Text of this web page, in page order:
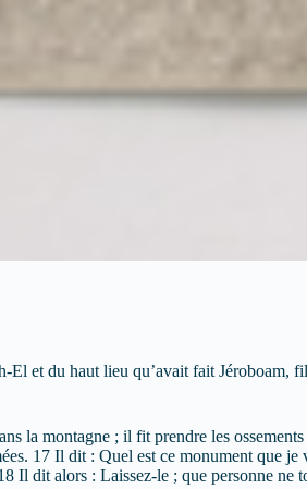
El et du haut lieu qu’avait fait
la montagne ; il fit prendre les
17 Il dit : Quel est ce monument que
Il dit alors : Laissez-le ; que personne